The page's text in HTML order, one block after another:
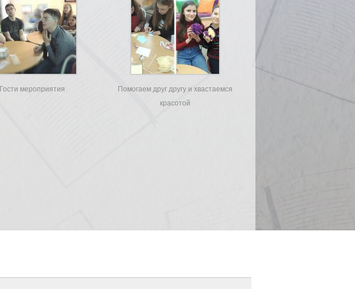
Гости мероприятия
Помогаем друг другу и хвастаемся
красотой